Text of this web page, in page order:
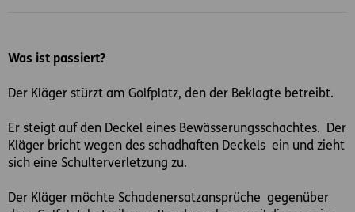
Was ist passiert?
Der Kläger stürzt am Golfplatz, den der Beklagte betreibt.
Er steigt auf den Deckel eines Bewässerungsschachtes. Der
Kläger bricht wegen des schadhaften Deckels ein und zieht
sich eine Schulterverletzung zu.
Der Kläger möchte Schadenersatzansprüche gegenüber